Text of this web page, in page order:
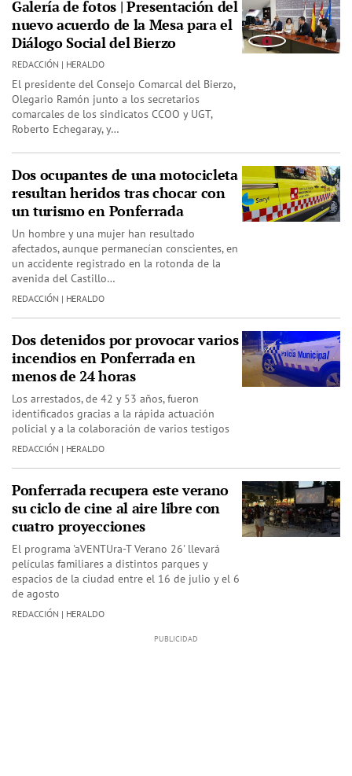
Galería de fotos | Presentación del
nuevo acuerdo de la Mesa para el
Diálogo Social del Bierzo
REDACCIÓN | HERALDO
El presidente del Consejo Comarcal del Bierzo,
Olegario Ramón junto a los secretarios
comarcales de los sindicatos CCOO y UGT,
Roberto Echegaray, y…
Dos ocupantes de una motocicleta
resultan heridos tras chocar con
un turismo en Ponferrada
Un hombre y una mujer han resultado
afectados, aunque permanecían conscientes, en
un accidente registrado en la rotonda de la
avenida del Castillo…
REDACCIÓN | HERALDO
Dos detenidos por provocar varios
incendios en Ponferrada en
menos de 24 horas
Los arrestados, de 42 y 53 años, fueron
identificados gracias a la rápida actuación
policial y a la colaboración de varios testigos
REDACCIÓN | HERALDO
Ponferrada recupera este verano
su ciclo de cine al aire libre con
cuatro proyecciones
El programa 'aVENTUra-T Verano 26' llevará
películas familiares a distintos parques y
espacios de la ciudad entre el 16 de julio y el 6
de agosto
REDACCIÓN | HERALDO